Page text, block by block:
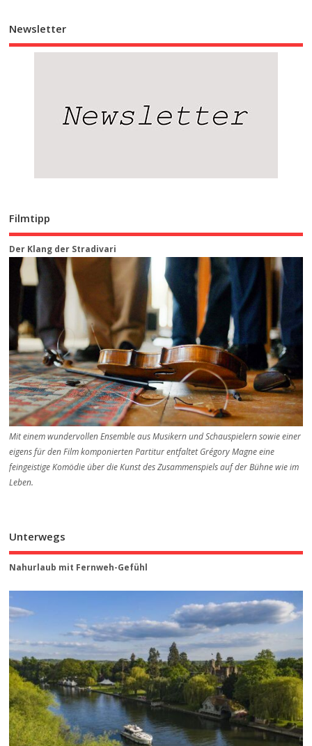
Newsletter
Filmtipp
Der Klang der Stradivari
Mit einem wundervollen Ensemble aus Musikern und Schauspielern sowie einer
eigens für den Film komponierten Partitur entfaltet Grégory Magne eine
feingeistige Komödie über die Kunst des Zusammenspiels auf der Bühne wie im
Leben.
Unterwegs
Nahurlaub mit Fernweh-Gefühl